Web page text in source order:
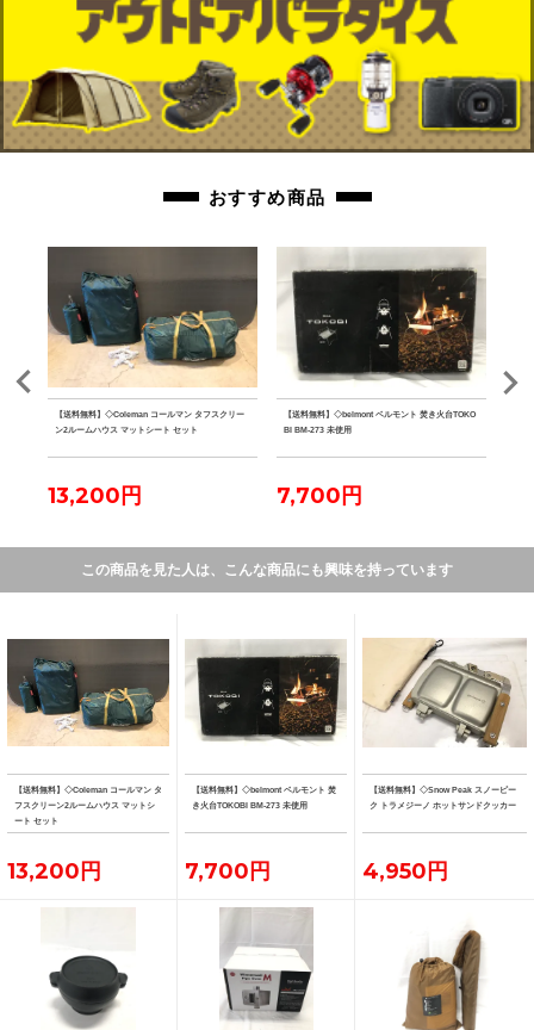
おすすめ商品
【送料無料】◇Coleman コールマン タフスクリー
ン2ルームハウス マットシート セット
13,200円
【送料無料】◇belmont ベルモント 焚き火台TOKO
BI BM-273 未使用
7,700円
この商品を見た人は、こんな商品にも興味を持っています
【送料無料】◇Coleman コールマン タ
フスクリーン2ルームハウス マットシ
ート セット
13,200円
【送料無料】◇belmont ベルモント 焚
き火台TOKOBI BM-273 未使用
7,700円
【送料無料】◇Snow Peak スノーピー
ク トラメジーノ ホットサンドクッカー
4,950円